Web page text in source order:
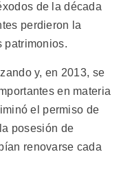
de la década
perdieron la
patrimonios.
y, en 2013, se
en materia
el permiso de
posesión de
renovarse cada